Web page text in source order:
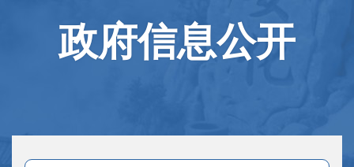
政府信息公开